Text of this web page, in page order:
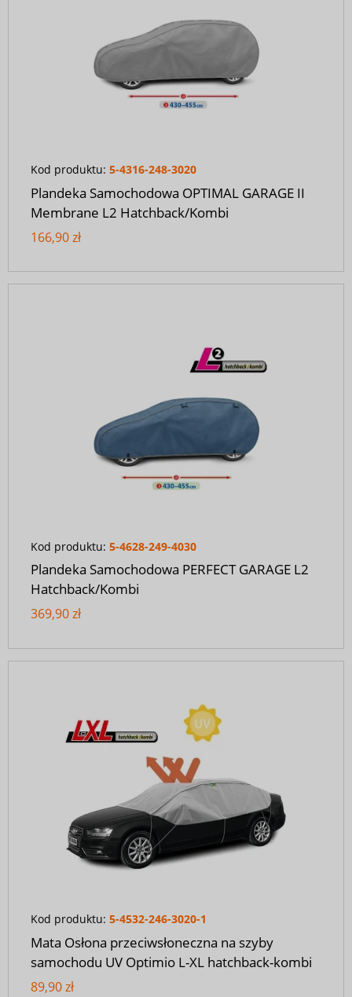
Kod produktu: 5-4316-248-3020
Plandeka Samochodowa OPTIMAL GARAGE II
Membrane L2 Hatchback/Kombi
166,90 zł
Kod produktu: 5-4628-249-4030
Plandeka Samochodowa PERFECT GARAGE L2
Hatchback/Kombi
369,90 zł
Kod produktu: 5-4532-246-3020-1
Mata Osłona przeciwsłoneczna na szyby
samochodu UV Optimio L-XL hatchback-kombi
89,90 zł